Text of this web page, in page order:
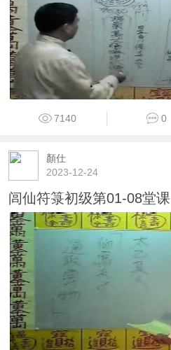
7140 0
顏仕
2023-12-24
闾仙符箓初级第01-08堂课